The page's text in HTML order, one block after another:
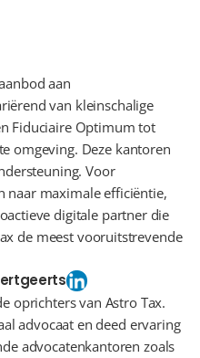
aan
van kleinschalige
Fiduciaire Optimum tot
omgeving. Deze kantoren
Voor
naar maximale efficiëntie,
digitale partner die
de meest vooruitstrevende
oprichters van Astro Tax.
advocaat en deed ervaring
advocatenkantoren zoals